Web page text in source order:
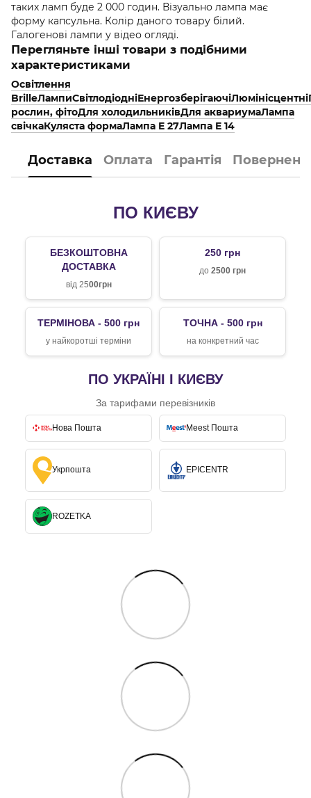
таких ламп буде 2 000 годин. Візуально лампа має
форму капсульна. Колір даного товару білий.
Галогенові лампи у відео огляді.
Перегляньте інші товари з подібними
характеристиками
Освітлення
BrilleЛампиСвітлодіодніЕнергозберігаючіЛюмінісцентні
рослин, фітоДля холодильниківДля аквариумаЛампа
свічкаКуляста формаЛампа E 27Лампа E 14
Доставка Оплата Гарантія
ПО КИЄВУ
БЕЗКОШТОВНА
ДОСТАВКА
від 2500грн
250 грн
до 2500 грн
ТЕРМІНОВА - 500 грн
у найкоротші терміни
ТОЧНА - 500 грн
на конкретний час
ПО УКРАЇНІ І КИЄВУ
За тарифами перевізників
Нова Пошта Meest Пошта
Укрпошта EPICENTR
ROZETKA